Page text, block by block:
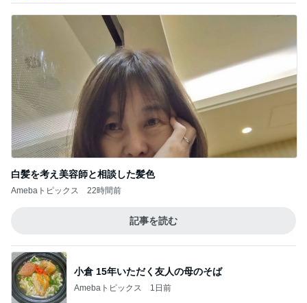
白髪を考え美容師と相談した髪色
Amebaトピックス 22時間前
記事を読む
小倉 15年いただく友人の母のそば
Amebaトピックス 1日前